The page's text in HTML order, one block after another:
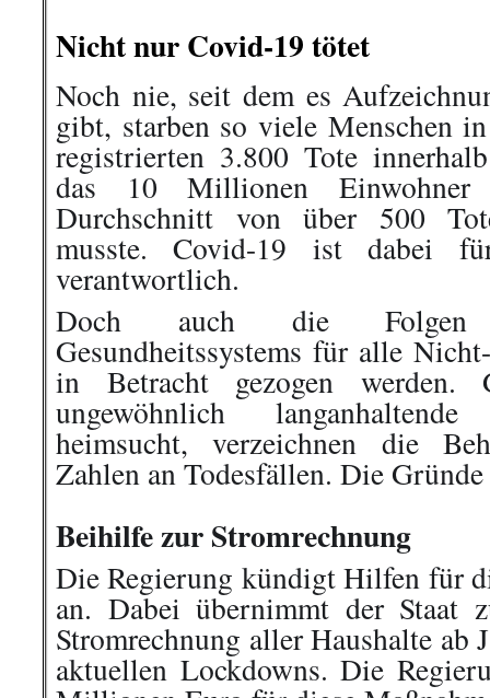
Nicht nur Covid-19 tötet
Noch nie, seit dem es
gibt, starben so viele Menschen
registrierten 3.800 Tote
das 10 Millionen Einwohner
Durchschnitt von über 500
musste. Covid-19 ist dabei
verantwortlich.
Doch auch die Folgen
Gesundheitssystems für alle
in Betracht gezogen werden.
ungewöhnlich
heimsucht, verzeichnen die
Zahlen an Todesfällen. Die
Beihilfe zur Stromrechnung
Die Regierung kündigt Hilfen für
an. Dabei übernimmt der Staat
Stromrechnung aller Haushalte ab
aktuellen Lockdowns. Die